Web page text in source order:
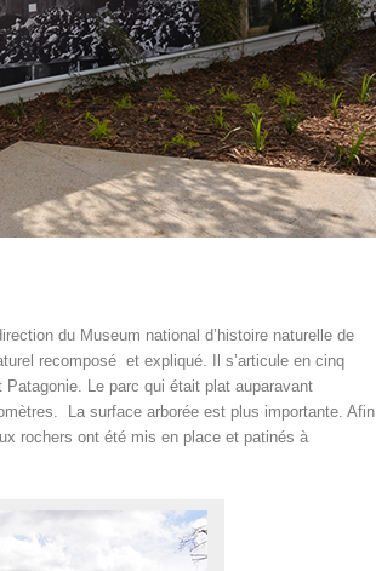
du Museum national d’histoire naturelle de
recomposé et expliqué. Il s’articule en cinq
Le parc qui était plat auparavant
La surface arborée est plus importante. Afin
rochers ont été mis en place et patinés à